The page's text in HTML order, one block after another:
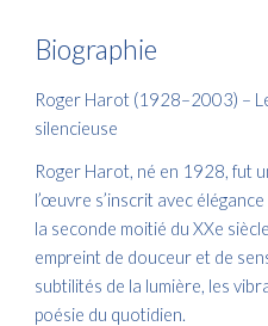
Biographie
Roger Harot (1928–2003) –
silencieuse
Roger Harot, né en 1928, fut
l’œuvre s’inscrit avec
la seconde moitié du XXe
empreint de douceur et de
subtilités de la lumière, les
poésie du quotidien.